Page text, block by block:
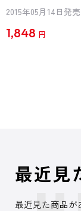
2015年05月14日発売
1,848 円
最近見
最近見た商品が